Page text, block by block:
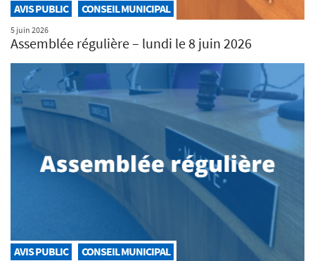
AVIS PUBLIC CONSEIL MUNICIPAL
5 juin 2026
Assemblée régulière – lundi le 8 juin 2026
AVIS PUBLIC CONSEIL MUNICIPAL